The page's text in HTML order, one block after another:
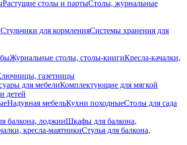
Растущие столы и партыСтолы, журнальные
Стульчики для кормленияСистемы хранения для
Журнальные столы, столы-книгиКресла-качалки,
газетницы
для мебелиКомплектующие для мягкой
детей
Надувная мебельКухни походныеСтолы для сада
балкона, лоджииШкафы для балкона,
кресла-маятникиСтулья для балкона,